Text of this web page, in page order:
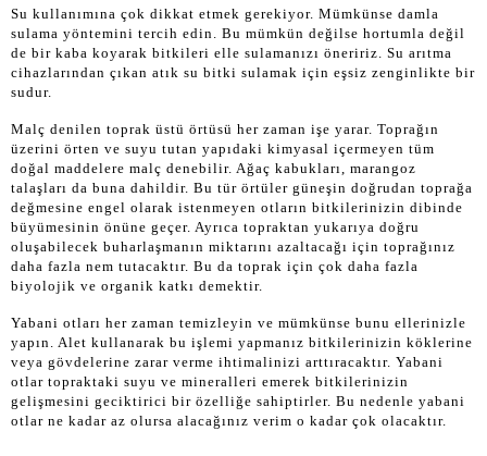
Su kullanımına çok dikkat etmek gerekiyor. Mümkünse damla
sulama yöntemini tercih edin. Bu mümkün değilse hortumla değil
de bir kaba koyarak bitkileri elle sulamanızı öneririz. Su arıtma
cihazlarından çıkan atık su bitki sulamak için eşsiz zenginlikte bir
sudur.
Malç denilen toprak üstü örtüsü her zaman işe yarar. Toprağın
üzerini örten ve suyu tutan yapıdaki kimyasal içermeyen tüm
doğal maddelere malç denebilir. Ağaç kabukları, marangoz
talaşları da buna dahildir. Bu tür örtüler güneşin doğrudan toprağa
değmesine engel olarak istenmeyen otların bitkilerinizin dibinde
büyümesinin önüne geçer. Ayrıca topraktan yukarıya doğru
oluşabilecek buharlaşmanın miktarını azaltacağı için toprağınız
daha fazla nem tutacaktır. Bu da toprak için çok daha fazla
biyolojik ve organik katkı demektir.
Yabani otları her zaman temizleyin ve mümkünse bunu ellerinizle
yapın. Alet kullanarak bu işlemi yapmanız bitkilerinizin köklerine
veya gövdelerine zarar verme ihtimalinizi arttıracaktır. Yabani
otlar topraktaki suyu ve mineralleri emerek bitkilerinizin
gelişmesini geciktirici bir özelliğe sahiptirler. Bu nedenle yabani
otlar ne kadar az olursa alacağınız verim o kadar çok olacaktır.